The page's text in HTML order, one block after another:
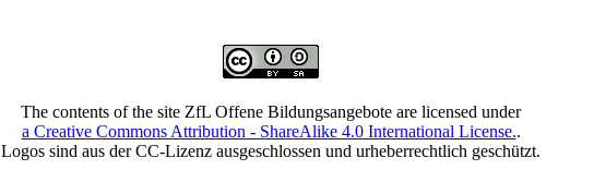
The contents of the site ZfL Offene Bildungsangebote are licensed under
a Creative Commons Attribution - ShareAlike 4.0 International License..
Logos sind aus der CC-Lizenz ausgeschlossen und urheberrechtlich geschützt.